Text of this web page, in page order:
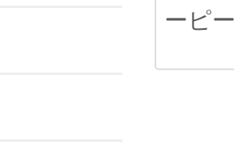
ーピ